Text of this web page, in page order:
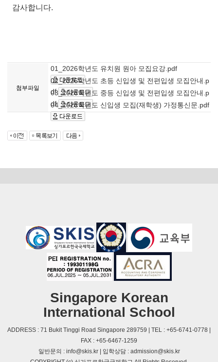
감사합니다.
첨부파일
01_2026학년도 유치원 원아 모집요강.pdf
02_2026학년도 초등 신입생 및 전편입생 모집안내.p
df
03_2026학년도 중등 신입생 및 전편입생 모집안내.p
df
04_2026학년도 신입생 모집(재학생) 가정통신문.pdf
Singapore Korean
International School
ADDRESS : 71 Bukit Tinggi Road Singapore 289759 | TEL : +65-6741-0778 |
FAX : +65-6467-1259
일반문의 : info@skis.kr | 입학상담 : admission@skis.kr